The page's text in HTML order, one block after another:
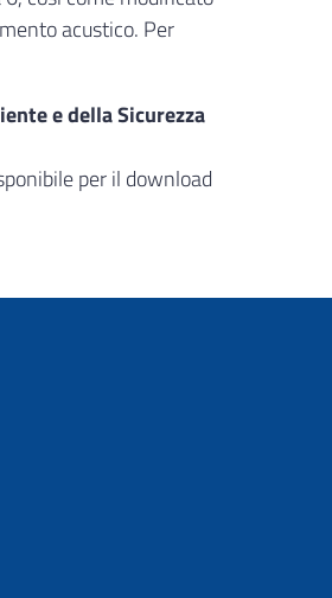
acustico. Per
e della Sicurezza
per il download